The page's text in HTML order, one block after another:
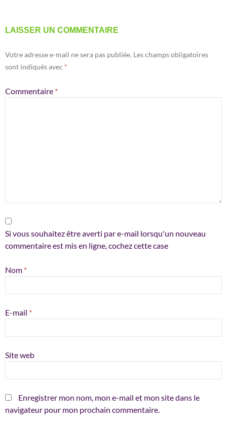
LAISSER UN COMMENTAIRE
Votre adresse e-mail ne sera pas publiée. Les champs obligatoires
sont indiqués avec *
Commentaire *
Si vous souhaitez être averti par e-mail lorsqu'un nouveau
commentaire est mis en ligne, cochez cette case
Nom *
E-mail *
Site web
Enregistrer mon nom, mon e-mail et mon site dans le
navigateur pour mon prochain commentaire.